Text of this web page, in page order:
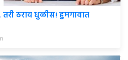
ठराव धुळीस! हुमगावात